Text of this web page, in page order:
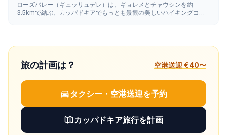
ローズバレー（ギュッリュデレ）は、ギョレメとチャウシンを約
3.5kmで結ぶ、カッパドキアでもっとも景観の美しいハイキングコー
旅の計画は？ 空港送迎 €40〜
タクシー・空港送迎を予約
カッパドキア旅行を計画